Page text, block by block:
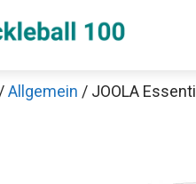
/Allgemein / JOOLA